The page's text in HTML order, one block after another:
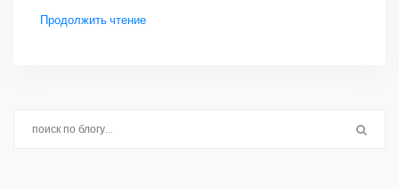
Продолжить чтение